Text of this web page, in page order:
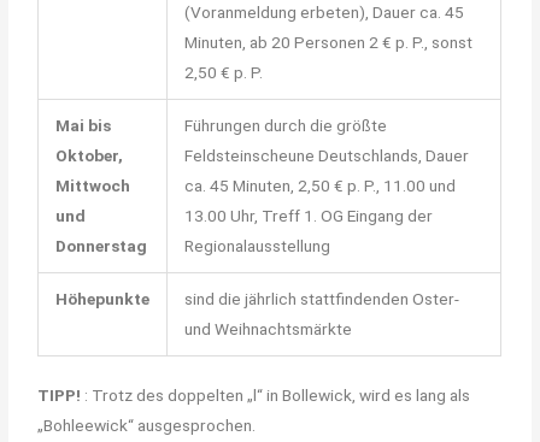
(Voranmeldung erbeten), Dauer ca. 45
Minuten, ab 20 Personen 2 € p. P., sonst
2,50 € p. P.
Mai bis
Oktober,
Mittwoch
und
Donnerstag
Führungen durch die größte
Feldsteinscheune Deutschlands, Dauer
ca. 45 Minuten, 2,50 € p. P., 11.00 und
13.00 Uhr, Treff 1. OG Eingang der
Regionalausstellung
Höhepunkte
sind die jährlich stattfindenden Oster-
und Weihnachtsmärkte
TIPP! : Trotz des doppelten „l“ in Bollewick, wird es lang als
„Bohleewick“ ausgesprochen.